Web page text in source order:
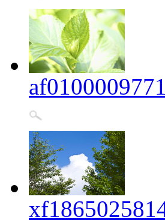
af0100009771